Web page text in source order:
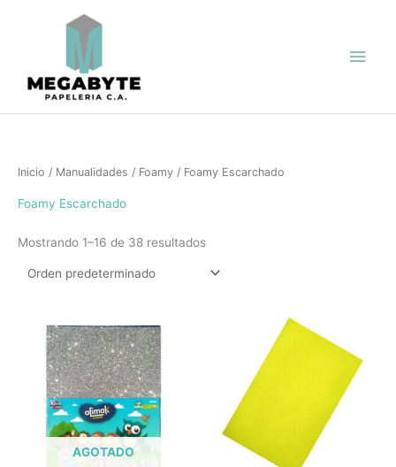
Inicio / Manualidades / Foamy / Foamy Escarchado
Foamy Escarchado
Mostrando 1–16 de 38 resultados
AGOTADO